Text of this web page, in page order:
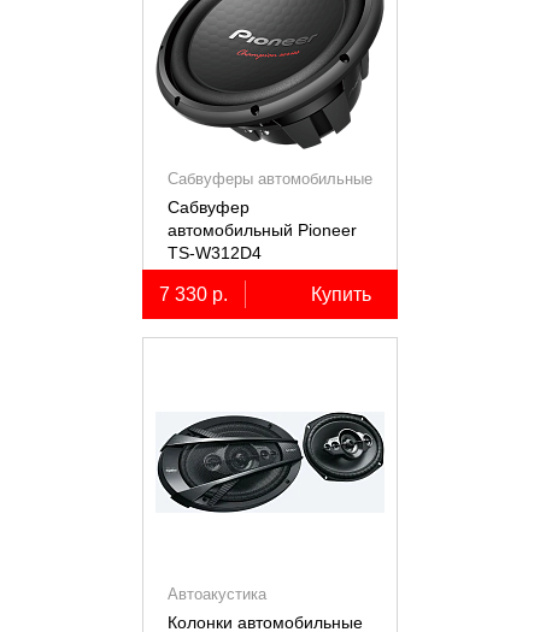
Сабвуферы автомобильные
Сабвуфер
автомобильный Pioneer
TS-W312D4
7 330 р. Купить
Автоакустика
Колонки автомобильные